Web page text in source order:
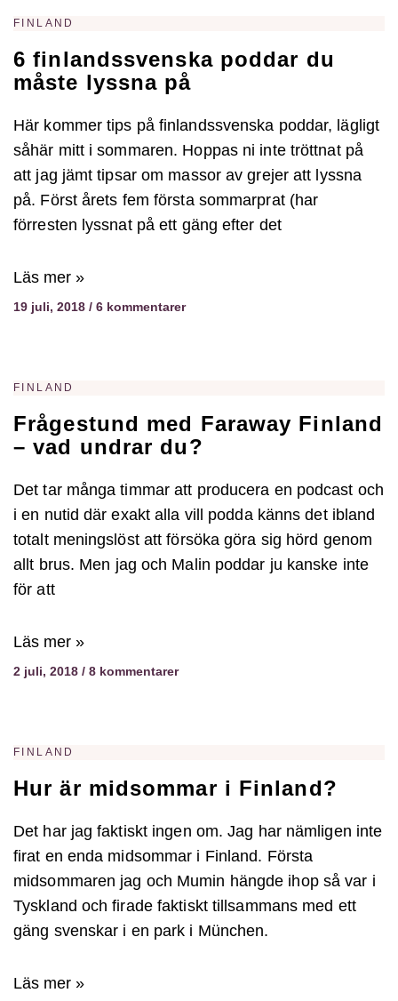
FINLAND
6 finlandssvenska poddar du
måste lyssna på
Här kommer tips på finlandssvenska poddar, lägligt
såhär mitt i sommaren. Hoppas ni inte tröttnat på
att jag jämt tipsar om massor av grejer att lyssna
på. Först årets fem första sommarprat (har
förresten lyssnat på ett gäng efter det
Läs mer »
19 juli, 2018 6 kommentarer
FINLAND
Frågestund med Faraway Finland
– vad undrar du?
Det tar många timmar att producera en podcast och
i en nutid där exakt alla vill podda känns det ibland
totalt meningslöst att försöka göra sig hörd genom
allt brus. Men jag och Malin poddar ju kanske inte
för att
Läs mer »
2 juli, 2018 8 kommentarer
FINLAND
Hur är midsommar i Finland?
Det har jag faktiskt ingen om. Jag har nämligen inte
firat en enda midsommar i Finland. Första
midsommaren jag och Mumin hängde ihop så var i
Tyskland och firade faktiskt tillsammans med ett
gäng svenskar i en park i München.
Läs mer »